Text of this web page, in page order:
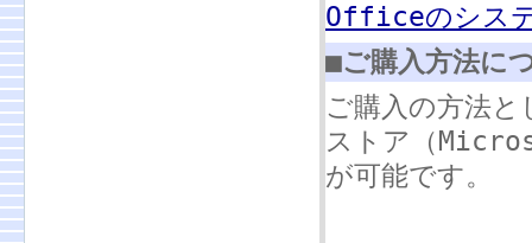
Officeのシス
■ご購入方法に
ご購入の方法
ストア（
が可能です。